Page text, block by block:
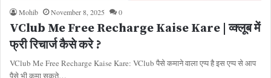
Mohib November 8, 2025 0
VClub Me Free Recharge Kaise Kare | व्क्लूब में
फ्री रिचार्ज कैसे करे ?
VClub Me Free Recharge Kaise Kare: VClub पैसे कमाने वाला एप्प है इस एप्प से आप
पैसे भी कमा सकते…